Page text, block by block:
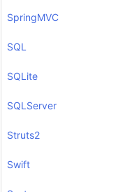
SpringMVC
SQL
SQLite
SQLServer
Struts2
Swift